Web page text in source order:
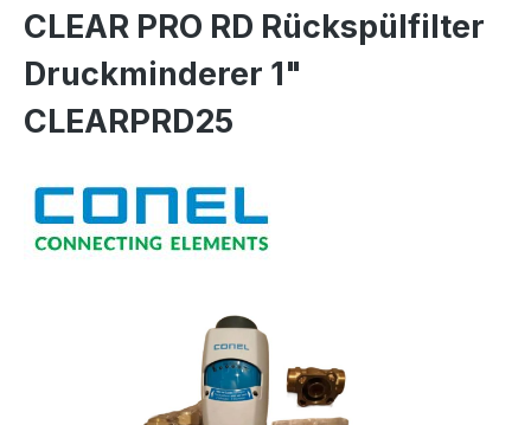
CLEAR PRO RD Rückspülfilter
Druckminderer 1"
CLEARPRD25
Bildergalerie überspringen